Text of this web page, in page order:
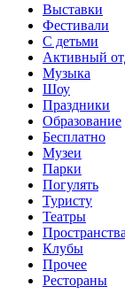
Выставки
Фестивали
С детьми
Активный
Музыка
Шоу
Праздники
Образование
Бесплатно
Музеи
Парки
Погулять
Туристу
Театры
Пространства
Клубы
Прочее
Рестораны